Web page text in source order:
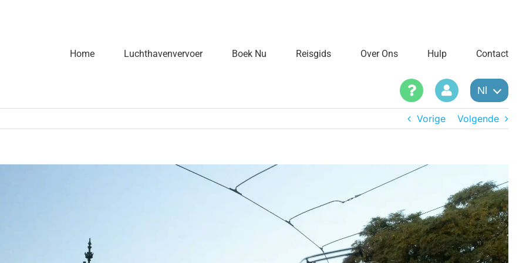
Home Luchthavenvervoer Boek Nu Reisgids Over Ons Hulp Contact
Nl
Vorige Volgende